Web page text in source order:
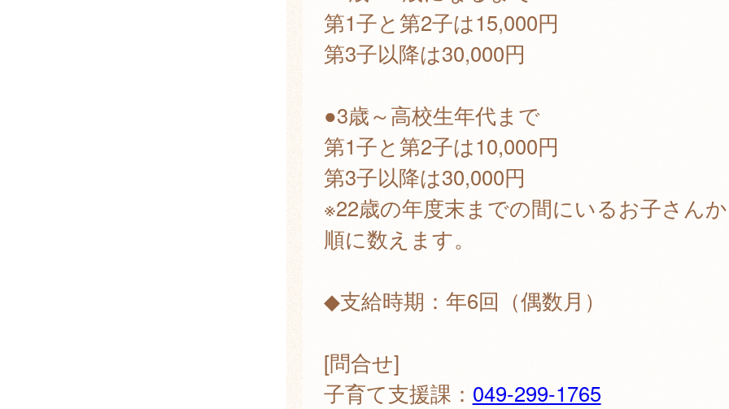
第1子と第2子は15,000円
第3子以降は30,000円
●3歳～高校生年代まで
第1子と第2子は10,000円
第3子以降は30,000円
※22歳の年度末までの間にいるお子さん
順に数えます。
◆支給時期：年6回（偶数月）
[問合せ]
子育て支援課： 049-299-1765